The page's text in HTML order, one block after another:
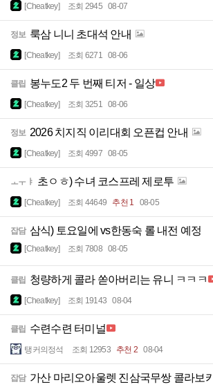
[Cheatkey] 조회 2945 08-07
정보 룩삼 니니 초대석 안내
[Cheatkey] 조회 6271 08-06
클립 봉누도2 두 번째 티저 - 일상
[Cheatkey] 조회 3251 08-06
정보 2026 치지직 이리대회 오픈컵 안내
[Cheatkey] 조회 4997 08-05
ㅗㅜㅑ 초ㅇㅎ) 수녀 코스프레 제로투
[Cheatkey] 조회 44649 추천 1 08-05
잡담 삼식) 토요일에 vs한동숙 롤 내전 예정
[Cheatkey] 조회 7808 08-05
클립 청량하게 콜라 쏟아버리는 유니 ㅋㅋㅋ
[Cheatkey] 조회 19143 08-04
클립 수련수련 터미널
탱커의정석 조회 12953 추천 2 08-04
잡담 가산 마리오아울렛 진삼국무쌍 콜라보